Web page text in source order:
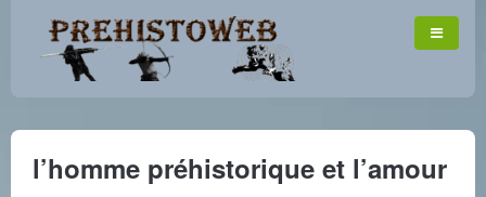
l’homme préhistorique et l’amour